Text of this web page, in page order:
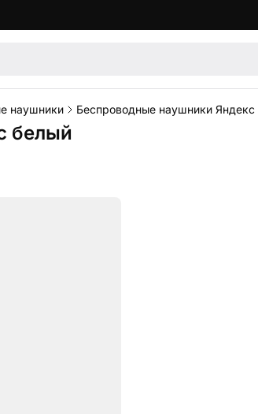
наушники Беспроводные наушники Яндекс
белый